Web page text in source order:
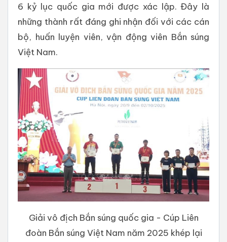
6 kỷ lục quốc gia mới được xác lập. Đây là
những thành rất đáng ghi nhận đối với các cán
bộ, huấn luyện viên, vận động viên Bắn súng
Việt Nam.
Giải vô địch Bắn súng quốc gia - Cúp Liên
đoàn Bắn súng Việt Nam năm 2025 khép lại